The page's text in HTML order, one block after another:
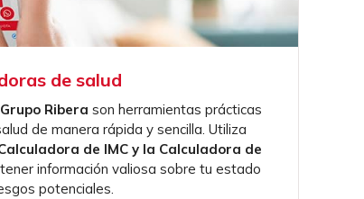
de salud
Ribera son herramientas prácticas
de manera rápida y sencilla. Utiliza
de IMC y la Calculadora de
información valiosa sobre tu estado
potenciales.